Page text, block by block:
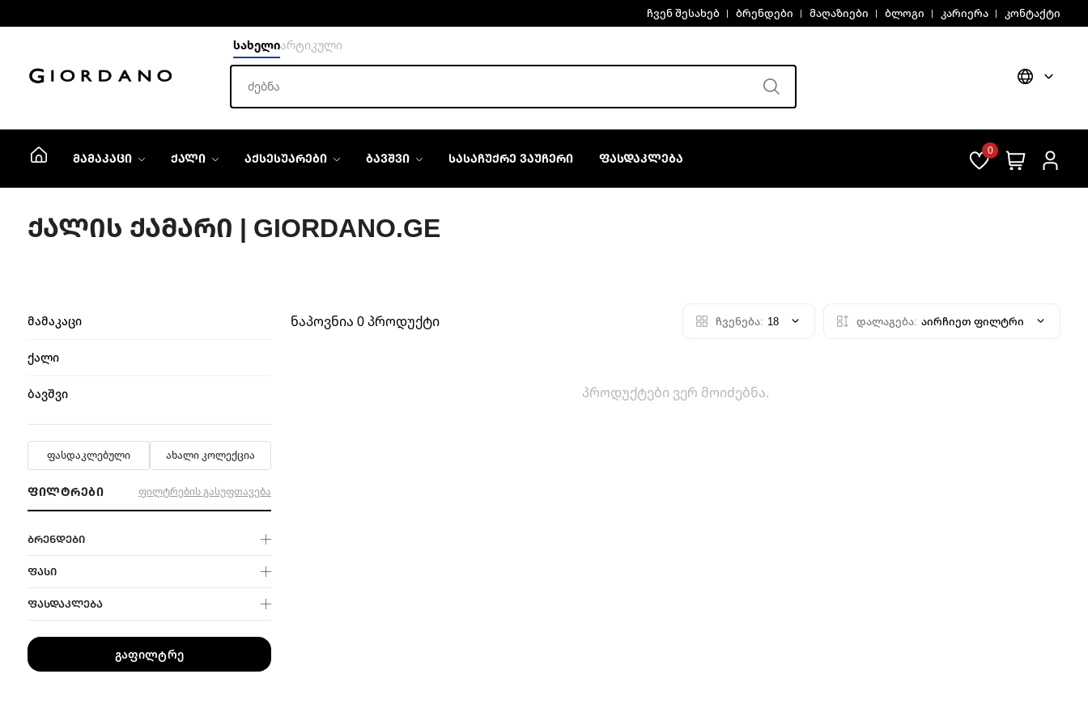
ჩვენ შესახებ ბრენდები მაღაზიები ბლოგი კარიერა კონტაქტი
სახელიარტიკული
ᲛᲐᲛᲐᲙᲐᲪᲘ ᲥᲐᲚᲘ ᲐᲥᲡᲔᲡᲣᲐᲠᲔᲑᲘ ᲑᲐᲕᲨᲕᲘ ᲡᲐᲡᲐᲩᲣᲥᲠᲔ ᲕᲐᲣᲩᲔᲠᲘ ᲤᲐᲡᲓᲐᲙᲚᲔᲑᲐ
0
ᲥᲐᲚᲘᲡ ᲥᲐᲛᲐᲠᲘ | GIORDANO.GE
ნაპოვნია 0 პროდუქტი ჩვენება: 18 დალაგება: აირჩიეთ ფილტრი
პროდუქტები ვერ მოიძებნა.
მამაკაცი
ქალი
ბავშვი
ფასდაკლებული ახალი კოლექცია
ᲤᲘᲚᲢᲠᲔᲑᲘ ფილტრების გასუფთავება
ᲑᲠᲔᲜᲓᲔᲑᲘ
ᲤᲐᲡᲘ
ᲤᲐᲡᲓᲐᲙᲚᲔᲑᲐ
გაფილტრე